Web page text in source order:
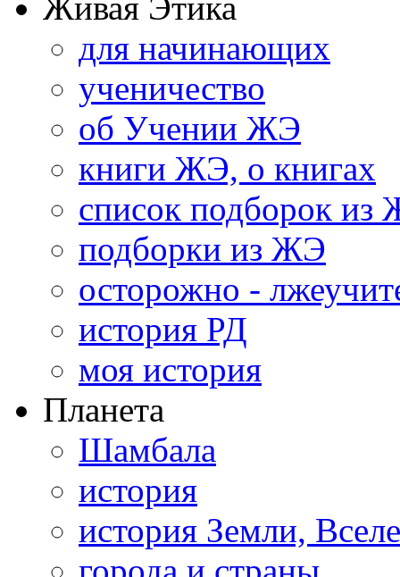
для начинающих
ученичество
об Учении ЖЭ
книги ЖЭ, о книгах
список подборок из
подборки из ЖЭ
осторожно -
история РД
моя история
Планета
Шамбала
история
история Земли,